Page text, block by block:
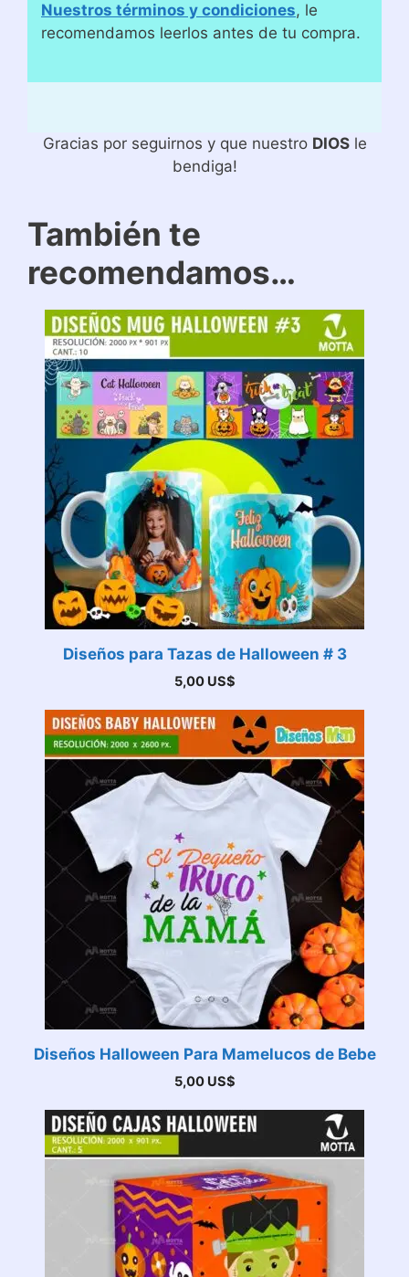
Nuestros términos y condiciones, le
recomendamos leerlos antes de tu compra.
Gracias por seguirnos y que nuestro DIOSle
bendiga!
También te
recomendamos…
Diseños para Tazas de Halloween # 3
5,00 US$
Diseños Halloween Para Mamelucos de Bebe
5,00 US$